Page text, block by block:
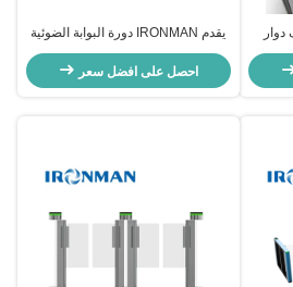
حجز
يقدم IRONMAN دورة البوابة الضوئية
السريعة وصولًا سريعًا وآمنًا للمشاة مع
الكشف المتقدم بالأشعة تحت الحمراء
تصميمًا أنيقًا وتكاملات متعددة لمراقبة
احصل على افضل سعر